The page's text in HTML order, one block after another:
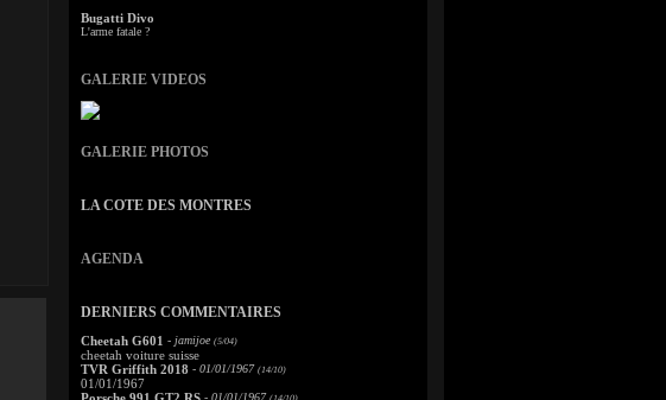
Bugatti Divo
L'arme fatale ?
GALERIE VIDEOS
GALERIE PHOTOS
LA COTE DES MONTRES
AGENDA
DERNIERS COMMENTAIRES
Cheetah G601 - jamijoe (5/04)
cheetah voiture suisse
TVR Griffith 2018 - 01/01/1967 (14/10)
01/01/1967
- 01/01/1967